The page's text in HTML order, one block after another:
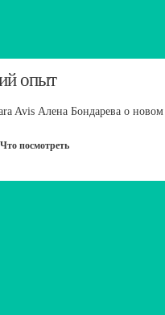
опыт
Avis Алена Бондарева о новом
Что посмотреть